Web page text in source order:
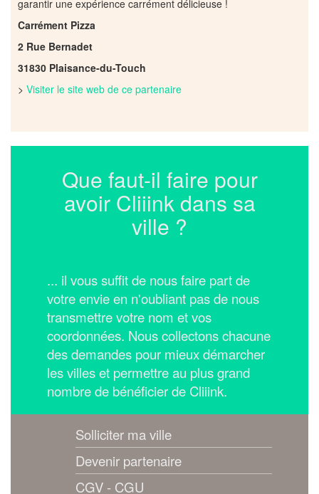
garantir une expérience carrément délicieuse !
Carrément Pizza
2 Rue Bernadet
31830 Plaisance-du-Touch
> Visiter le site web de ce partenaire
Que faut-il faire pour
avoir Cliiink dans sa
ville ?
... il vous suffit de nous faire part de
votre envie en n'oubliant pas de nous
transmettre votre nom et vos
coordonnées. Nous collectons chacune
des demandes pour mieux démarcher
les villes et permettre au plus grand
nombre de bénéficier de Cliiink.
Solliciter ma ville
Devenir partenaire
CGV - CGU